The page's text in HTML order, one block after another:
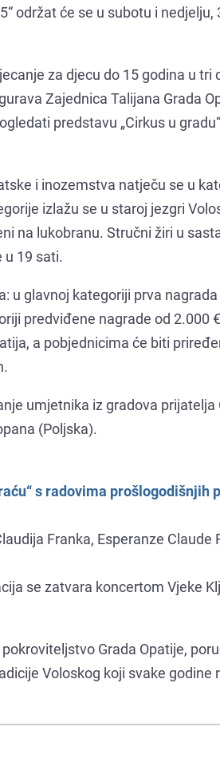
održat će se u subotu i nedjelju,
za djecu do 15 godina u tri
Zajednica Talijana Grada
predstavu „Cirkus u
i inozemstva natječu se u
izlažu se u staroj jezgri
na lukobranu. Stručni žiri u
u 19 sati.
u glavnoj kategoriji prva
predviđene nagrade od 2.000
a pobjednicima će biti
umjetnika iz gradova prijatelja
(Poljska).
s radovima prošlogodišnjih
Franka, Esperanze Claude
se zatvara koncertom Vjeke
Grada Opatije,
Voloskog koji svake godine